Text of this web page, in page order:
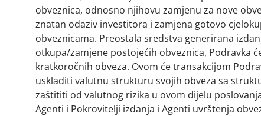
obveznica, odnosno njihovu zamjenu za nove
znatan odaziv investitora i zamjena gotovo
obveznicama. Preostala sredstva generirana
otkupa/zamjene postojećih obveznica, Podravka
kratkoročnih obveza. Ovom će transakcijom
uskladiti valutnu strukturu svojih obveza sa
zaštititi od valutnog rizika u ovom dijelu
Agenti i Pokrovitelji izdanja i Agenti uvrštenja